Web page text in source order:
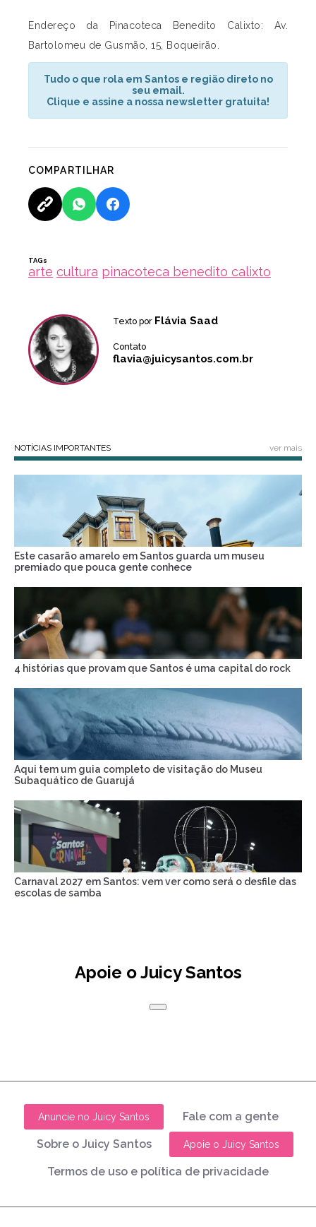
Endereço da Pinacoteca Benedito Calixto: Av.
Bartolomeu de Gusmão, 15, Boqueirão.
Tudo o que rola em Santos e região direto no
seu email.
Clique e assine a nossa newsletter gratuita!
COMPARTILHAR
TAGs
arte cultura pinacoteca benedito calixto
Texto por Flávia Saad
Contato
flavia@juicysantos.com.br
NOTÍCIAS IMPORTANTES ver mais
Este casarão amarelo em Santos guarda um museu
premiado que pouca gente conhece
4 histórias que provam que Santos é uma capital do rock
Aqui tem um guia completo de visitação do Museu
Subaquático de Guarujá
Carnaval 2027 em Santos: vem ver como será o desfile das
escolas de samba
Apoie o Juicy Santos
Anuncie no Juicy Santos Fale com a gente
Sobre o Juicy Santos Apoie o Juicy Santos
Termos de uso e política de privacidade